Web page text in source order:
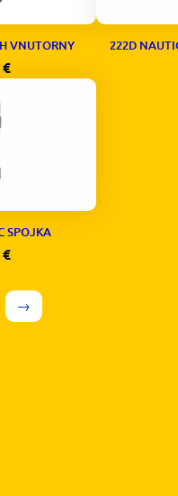
VNUTORNY
€
222D
SPOJKA
€
→